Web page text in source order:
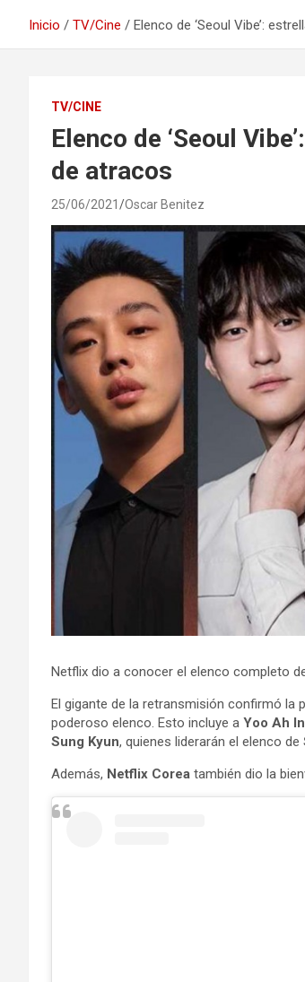
Inicio TV/Cine Elenco de ‘Seoul Vibe’:
TV/CINE
Elenco de ‘Seoul
de atracos
25/06/2021 Oscar Benitez
Netflix dio a conocer el elenco completo
El gigante de la retransmisión confirmó la
poderoso elenco. Esto incluye a Yoo Ah
Sung Kyun, quienes liderarán el elenco de
Además, Netflix Corea también dio la